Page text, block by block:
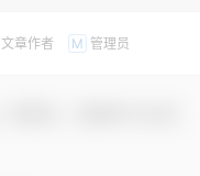
文章作者 M 管理员